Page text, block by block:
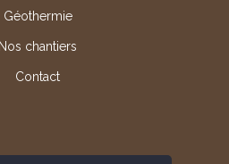
Géothermie
Nos chantiers
Contact